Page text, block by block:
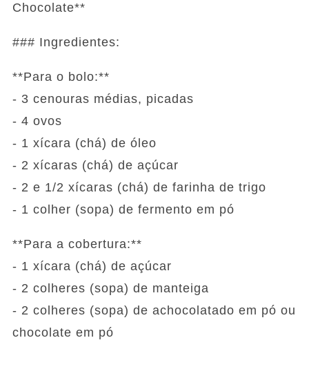
Chocolate**
### Ingredientes:
**Para o bolo:**
- 3 cenouras médias, picadas
- 4 ovos
- 1 xícara (chá) de óleo
- 2 xícaras (chá) de açúcar
- 2 e 1/2 xícaras (chá) de farinha de trigo
- 1 colher (sopa) de fermento em pó
**Para a cobertura:**
- 1 xícara (chá) de açúcar
- 2 colheres (sopa) de manteiga
- 2 colheres (sopa) de achocolatado em pó ou
chocolate em pó